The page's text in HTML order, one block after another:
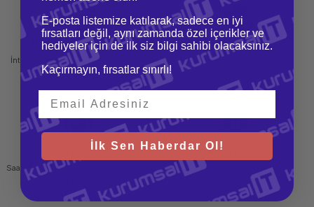
Mağazadan Teslimat
İnternetten sipariş et ve mağazadan
teslim al
İade ve Değişim
Kolay iade ve değişim imkanı
Hızlı Gönderi
Saat 15.00'a kadar yapılan siparişlerde
Güvenli Alışveriş
256 bit SSL sertifikası
E-posta listemize katılarak, sadece en iyi
fırsatları değil, aynı zamanda özel içerikler ve
hediyeler için de ilk siz bilgi sahibi olacaksınız.
Kaçırmayın, fırsatlar sınırlı!
İlk Sen Haberdar Ol!